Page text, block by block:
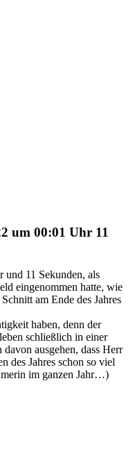
um 00:01 Uhr 11
und 11 Sekunden, als
eingenommen hatte, wie
am Ende des Jahres
haben, denn der
schließlich in einer
ausgehen, dass Herr
des Jahres schon so viel
im ganzen Jahr…)